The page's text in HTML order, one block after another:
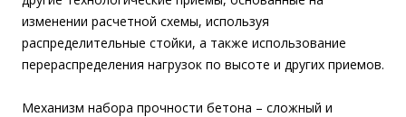
изменении расчетной схемы, используя
распределительные стойки, а также использование
перераспределения нагрузок по высоте и других приемов.
Механизм набора прочности бетона – сложный и